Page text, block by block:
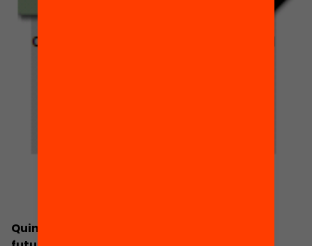
Quines tendències socials impactaran en el